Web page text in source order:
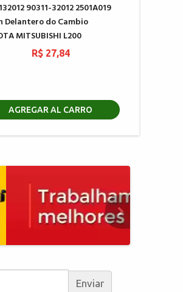
90311-32012 2501A019
Delantero do Cambio
MITSUBISHI L200
R$ 27,84
AGREGAR AL CARRO
Enviar